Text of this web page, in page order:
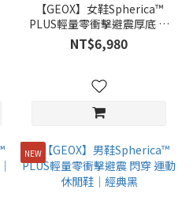
【GEOX】女鞋Spherica™
PLUS輕量零衝擊避震厚底 閃
穿 運動休閒鞋｜奶茶色
NT$6,980
NEW